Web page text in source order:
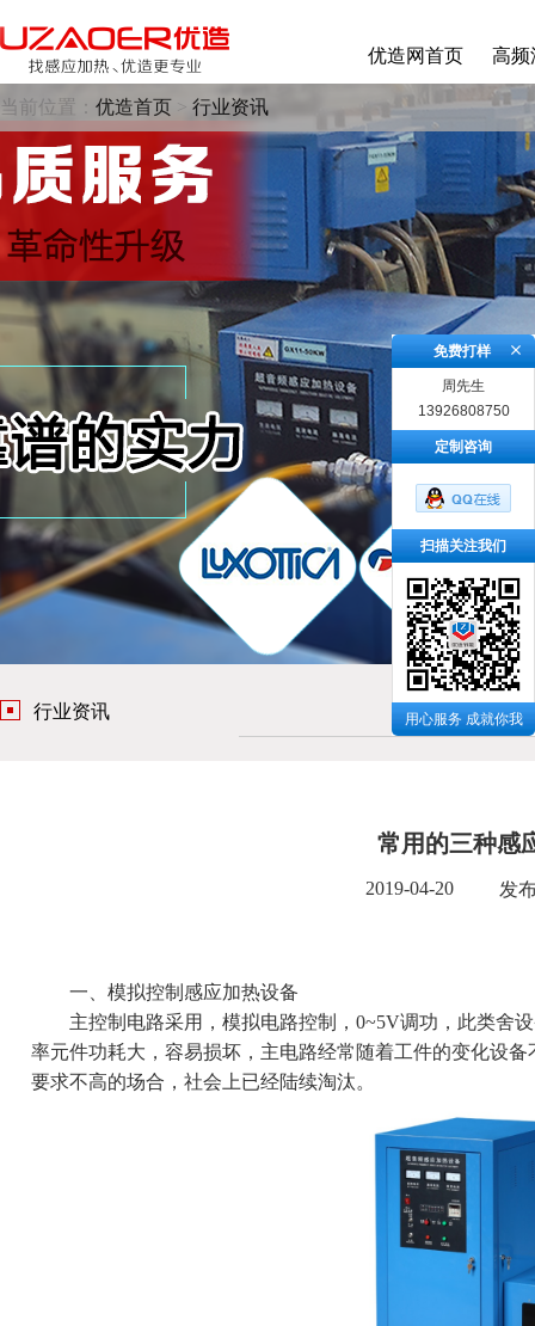
优造网首页 高频
当前位置： 优造首页 > 行业资讯
行业资讯
常用的三种感
2019-04-20 发
一、模拟控制 感应加热设备
主控制电路采用，模拟电路控制，0~5V调功，此类舍
率元件功耗大，容易损坏，主电路经常随着工件的变化设
要求不高的场合，社会上已经陆续淘汰。
免费打样
周先生
13926808750
定制咨询
扫描关注我们
用心服务 成就你我